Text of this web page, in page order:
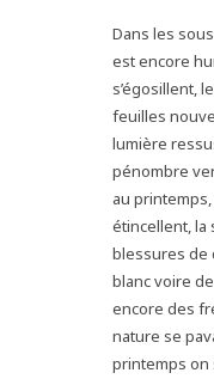
Dans les
est encore
s’égosillent,
feuilles
lumière
pénombre
au printemps,
étincellent, la
blessures de
blanc voire
encore des
nature se
printemps on